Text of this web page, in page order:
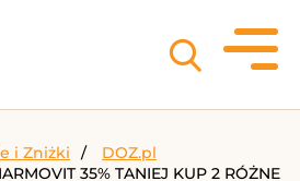
i Zniżki
DOZ.pl
35% TANIEJ KUP 2 RÓŻNE